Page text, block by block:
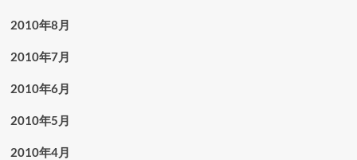
2010年8月
2010年7月
2010年6月
2010年5月
2010年4月